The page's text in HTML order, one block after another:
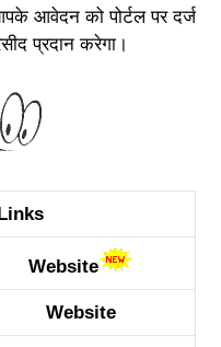
आवेदन को पोर्टल पर दर्ज
प्रदान करेगा।
Website
Website